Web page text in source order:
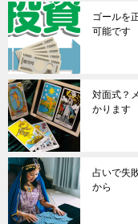
ゴールを
可能です
対面式？
かります
占いで失
から